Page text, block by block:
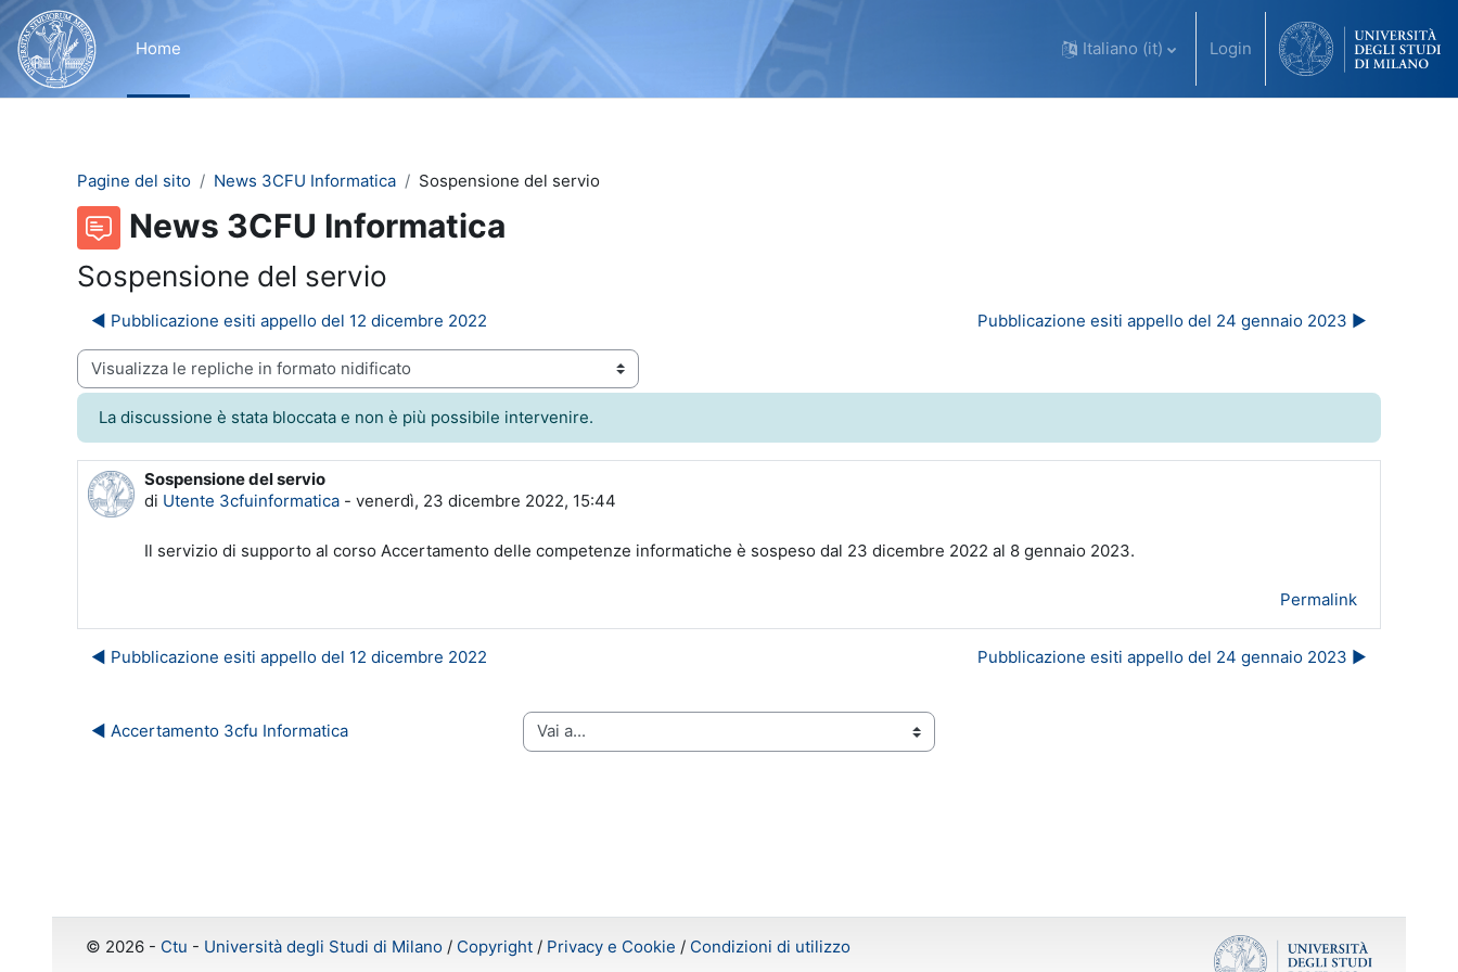
Vai al contenuto principale
Home
Italiano ‎(it)‎ Login
Pagine del sito News 3CFU Informatica Sospensione del servio
News 3CFU Informatica
Sospensione del servio
◀︎ Pubblicazione esiti appello del 12 dicembre 2022 Pubblicazione esiti appello del 24 gennaio 2023 ▶︎
visualizzazione
La discussione è stata bloccata e non è più possibile intervenire.
Sospensione del servio
di Utente 3cfuinformatica - venerdì, 23 dicembre 2022, 15:44
Numero di risposte: 0
Il servizio di supporto al corso Accertamento delle competenze informatiche è sospeso dal 23 dicembre 2022 al 8 gennaio 2023.
Permalink
◀︎ Pubblicazione esiti appello del 12 dicembre 2022 Pubblicazione esiti appello del 24 gennaio 2023 ▶︎
◀︎ Accertamento 3cfu Informatica Vai a...
© 2026 - Ctu - Università degli Studi di Milano / Copyright / Privacy e Cookie / Condizioni di utilizzo